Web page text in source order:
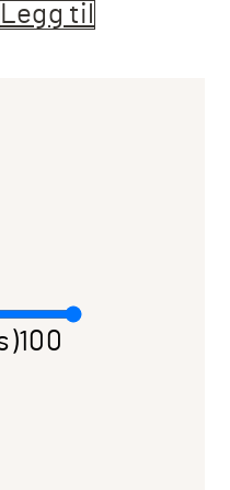
Legg til
100